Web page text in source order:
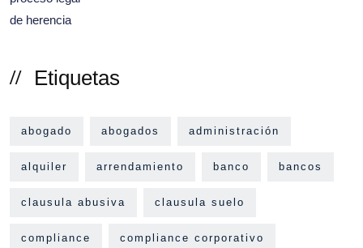
Etiquetas
abogado abogados administración
alquiler arrendamiento banco bancos
clausula abusiva clausula suelo
compliance compliance corporativo